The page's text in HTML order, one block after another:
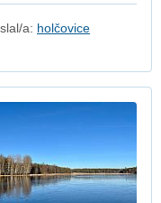
a: holčovice